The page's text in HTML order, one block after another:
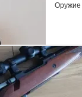
Оружие